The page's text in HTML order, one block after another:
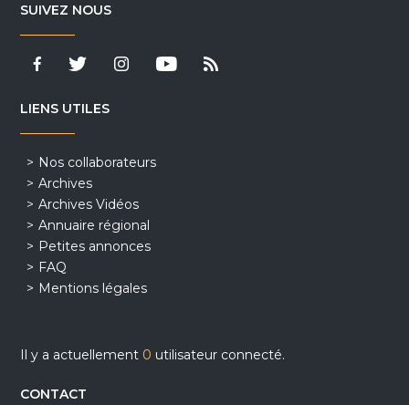
SUIVEZ NOUS
LIENS UTILES
Nos collaborateurs
Archives
Archives Vidéos
Annuaire régional
Petites annonces
FAQ
Mentions légales
Il y a actuellement 0 utilisateur connecté.
CONTACT